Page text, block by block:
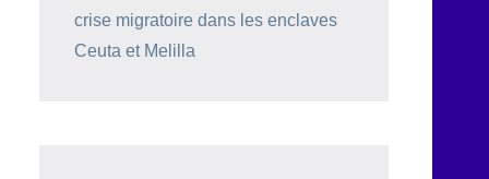
crise migratoire dans les enclaves
Ceuta et Melilla